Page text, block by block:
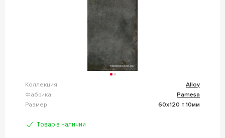
Коллекция
Alloy
Фабрика
Pamesa
Размер
60x120 т.10мм
Товар в наличии